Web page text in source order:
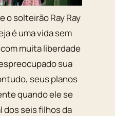
o solteirão Ray Ray
é uma vida sem
muita liberdade
sua
seus planos
quando ele se
dos seis filhos da